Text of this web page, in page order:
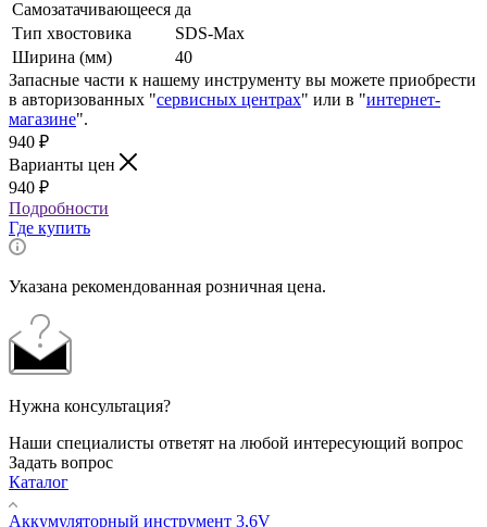
Самозатачивающееся да
Тип хвостовика
SDS-Max
Ширина (мм)
40
Запасные части к нашему инструменту вы можете приобрести
в авторизованных "сервисных центрах" или в "интернет-
магазине".
940 ₽
Варианты цен
940 ₽
Подробности
Где купить
Указана рекомендованная розничная цена.
Нужна консультация?
Наши специалисты ответят на любой интересующий вопрос
Задать вопрос
Каталог
Аккумуляторный инструмент 3,6V